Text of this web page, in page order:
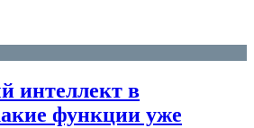
интеллект в
функции уже